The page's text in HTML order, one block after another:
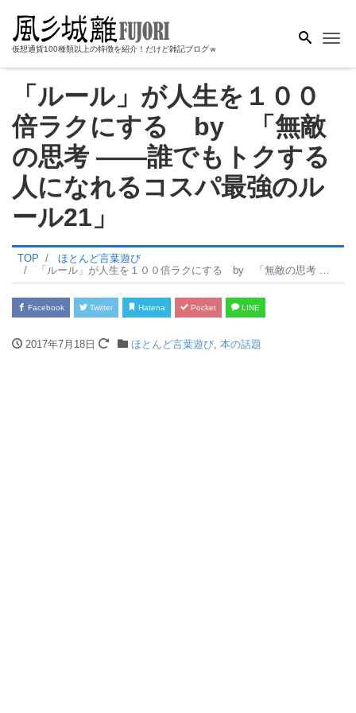
仮想通貨100種類以上の特徴を紹介！だけど雑記ブログｗ
「ルール」が人生を１００
倍ラクにする by 「無敵
の思考 ――誰でもトクする
人になれるコスパ最強のル
ール21」
TOP
ほとんど言葉遊び
「ルール」が人生を１００倍ラクにする by 「無敵の思考 ――誰でもトクする人になれるコスパ最強のルール21」
Facebook Twitter Hatena Pocket LINE
2017年7月18日 ほとんど言葉遊び, 本の話題